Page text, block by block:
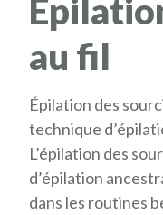
au fil
Épilation des
technique
L’épilation des
d’épilation
dans les routines